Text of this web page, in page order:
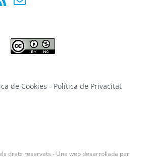
de Cookies - Política de Privacitat
drets reservats - Una web desarrollada per